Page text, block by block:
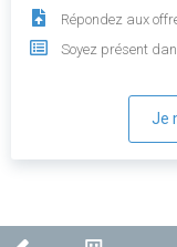
Répondez aux
Soyez présent
Je